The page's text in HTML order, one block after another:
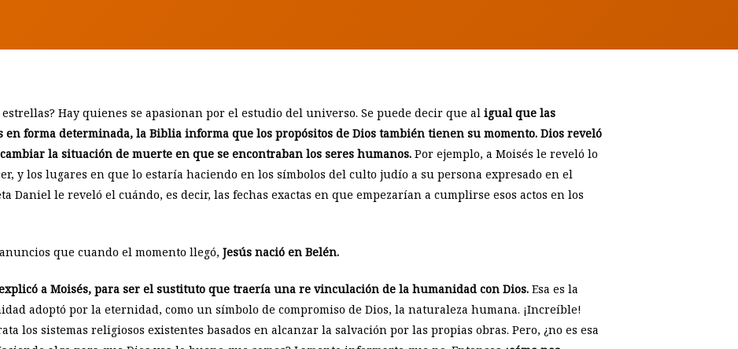
Hay quienes se apasionan por el estudio del universo. Se puede decir que al igual que las
forma determinada, la Biblia informa que los propósitos de Dios también tienen su momento. Dios reveló
la situación de muerte en que se encontraban los seres humanos. Por ejemplo, a Moisés le reveló lo
y los lugares en que lo estaría haciendo en los símbolos del culto judío a su persona expresado en el
Daniel le reveló el cuándo, es decir, las fechas exactas en que empezarían a cumplirse esos actos en los
que cuando el momento llegó, Jesús nació en Belén.
a Moisés, para ser el sustituto que traería una re vinculación de la humanidad con Dios. Esa es la
adoptó por la eternidad, como un símbolo de compromiso de Dios, la naturaleza humana. ¡Increíble!
los sistemas religiosos existentes basados en alcanzar la salvación por las propias obras. Pero, ¿no es esa